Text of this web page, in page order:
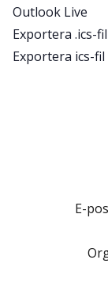
Outlook Live
Exportera .ics-fil
Exportera ics-
E-